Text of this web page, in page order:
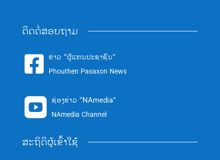
ຕິດຕໍ່ສອບຖາມ
 ຂ່າວ "ຜູ້ແທນປະຊາຊົນ"
Phouthen Pasaxon News
 ຊ່ອງຂ່າວ "NAmedia"
NAmedia Channel
ສະຖິຕິຜູ້ເຂົ້າໃຊ້